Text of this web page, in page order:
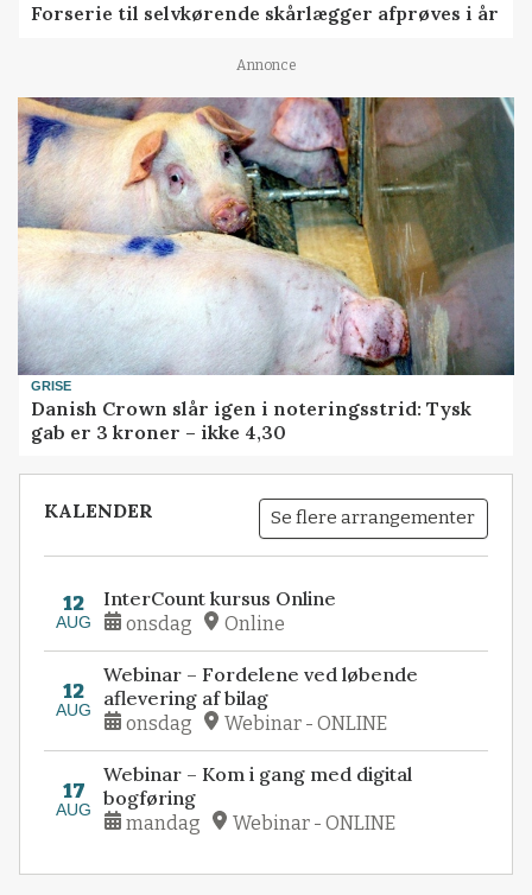
Forserie til selvkørende skårlægger afprøves i år
Annonce
GRISE
Danish Crown slår igen i noteringsstrid: Tysk
gab er 3 kroner – ikke 4,30
KALENDER Se flere arrangementer
12
AUG
InterCount kursus Online
onsdag Online
12
AUG
Webinar – Fordelene ved løbende
aflevering af bilag
onsdag Webinar - ONLINE
17
AUG
Webinar – Kom i gang med digital
bogføring
mandag Webinar - ONLINE